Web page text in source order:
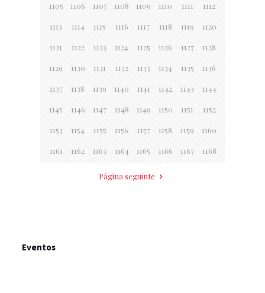
1105 1106 1107 1108 1109 1110 1111 1112
1113 1114 1115 1116 1117 1118 1119 1120
1121 1122 1123 1124 1125 1126 1127 1128
1129 1130 1131 1132 1133 1134 1135 1136
1137 1138 1139 1140 1141 1142 1143 1144
1145 1146 1147 1148 1149 1150 1151 1152
1153 1154 1155 1156 1157 1158 1159 1160
1161 1162 1163 1164 1165 1166 1167 1168
Página seguinte
Eventos